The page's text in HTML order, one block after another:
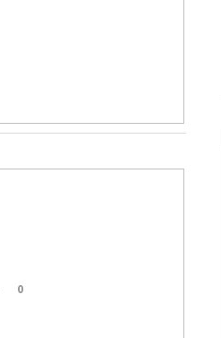
0